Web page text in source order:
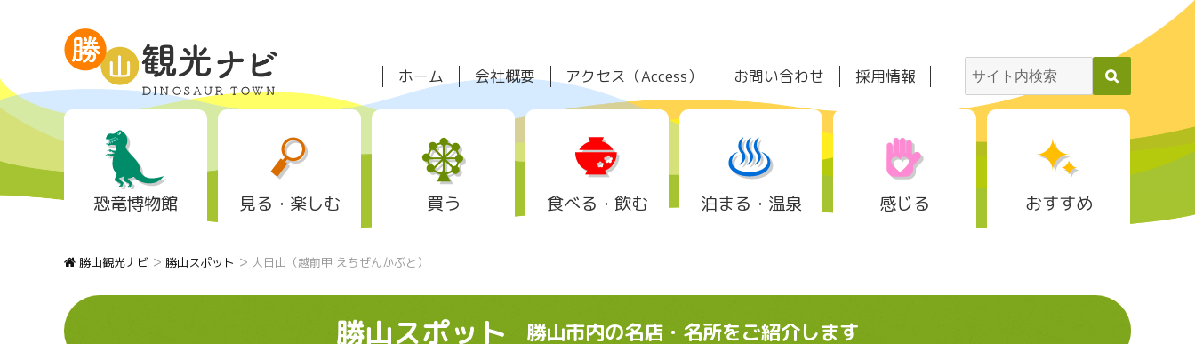
ホーム 会社概要 アクセス（Access） お問い合わせ 採用情報
恐竜博物館 見る・楽しむ 買う 食べる・飲む 泊まる・温泉 感じる おすすめ
勝山観光ナビ >勝山スポット > 大日山（越前甲 えちぜんかぶと）
勝山スポット 勝山市内の名店・名所をご紹介します